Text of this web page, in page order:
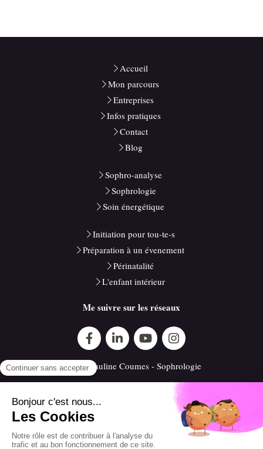
Accueil
Mon parcours
Entreprises
Infos pratiques
Contact
Blog
Sophro-analyse
Sophrologie
Soin énergétique
Initiation pour tou-te-s
Préparation à un évenement
Périnatalité
L'enfant intérieur
Me suivre sur les réseaux
©2020 Pauline Coumes - Sophrologie